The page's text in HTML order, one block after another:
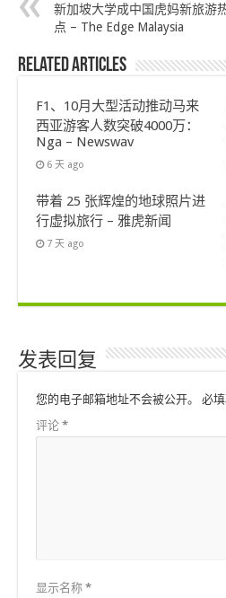
新加坡大学成中国虎妈新旅游
点 – The Edge Malaysia
Related Articles
F1、10月大型活动推动马来
西亚游客人数突破4000万：
Nga – Newswav
6 天 ago
带着 25 张辉煌的地球照片进
行虚拟旅行 – 雅虎新闻
7 天 ago
发表回复
您的电子邮箱地址不会被公开。 必
评论 *
显示名称 *